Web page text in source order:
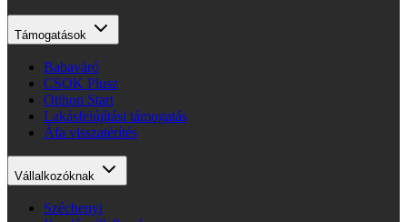
Támogatások
Babaváró
CSOK Plusz
Otthon Start
Lakásfelújítási támogatás
Áfa visszatérítés
Vállalkozóknak
Széchenyi